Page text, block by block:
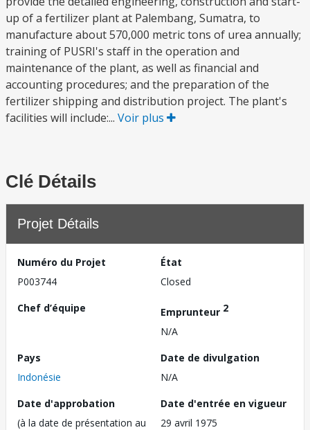
up of a fertilizer plant at Palembang, Sumatra, to
manufacture about 570,000 metric tons of urea annually;
training of PUSRI's staff in the operation and
maintenance of the plant, as well as financial and
accounting procedures; and the preparation of the
fertilizer shipping and distribution project. The plant's
facilities will include:... Voir plus
Clé Détails
Projet Détails
Numéro du Projet
P003744
État
Closed
Chef d’équipe
Emprunteur 2
N/A
Pays
Indonésie
Date de divulgation
N/A
Date d'approbation
(à la date de présentation au
Date d'entrée en vigueur
29 avril 1975